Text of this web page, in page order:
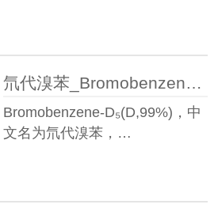
氘代溴苯_Bromobenzene-D5(D,99%)丨4165-57-5
Bromobenzene-D₅(D,99%)，中
文名为氘代溴苯，…